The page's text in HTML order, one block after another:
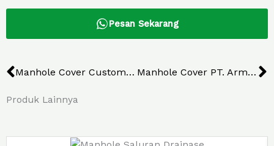
Pesan Sekarang
Prev Manhole Cover Custom McDonald Corporation Manhole Cover PT. Armada Hada Graha
Produk Lainnya